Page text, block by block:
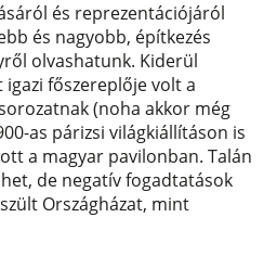
és reprezentációjáról
és nagyobb, építkezés
olvashatunk. Kiderül
főszereplője volt a
(noha akkor még
as párizsi világkiállításon is
a magyar pavilonban. Talán
de negatív fogadtatások
Országházat, mint